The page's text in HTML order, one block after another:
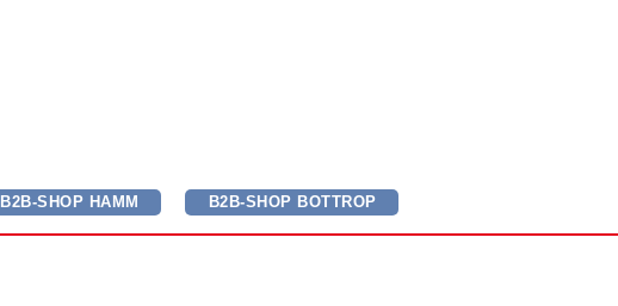
B2B-SHOP HAMM B2B-SHOP BOTTROP